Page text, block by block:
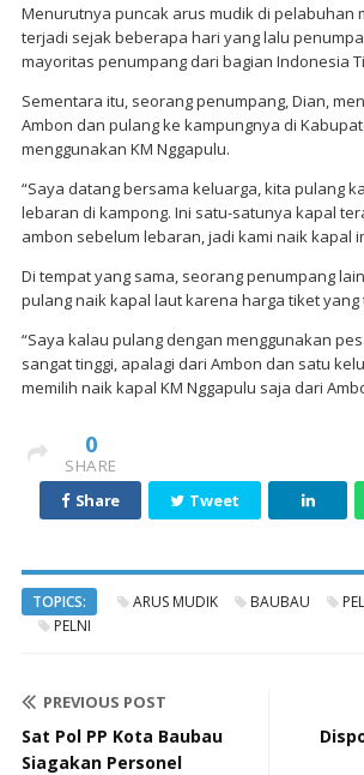
Menurutnya puncak arus mudik di pelabuhan
terjadi sejak beberapa hari yang lalu
mayoritas penumpang dari bagian Indonesia
Sementara itu, seorang penumpang, Dian,
Ambon dan pulang ke kampungnya di
menggunakan KM Nggapulu.
“Saya datang bersama keluarga, kita pulang
lebaran di kampong. Ini satu-satunya kapal
ambon sebelum lebaran, jadi kami naik kapal
Di tempat yang sama, seorang penumpang
pulang naik kapal laut karena harga tiket yang
“Saya kalau pulang dengan menggunakan
sangat tinggi, apalagi dari Ambon dan satu
memilih naik kapal KM Nggapulu saja dari
0
SHARE
Share
Tweet
TOPICS: ARUS MUDIK BAUBAU
PELNI
PREVIOUS POST
Sat Pol PP Kota Baubau
Siagakan Personel